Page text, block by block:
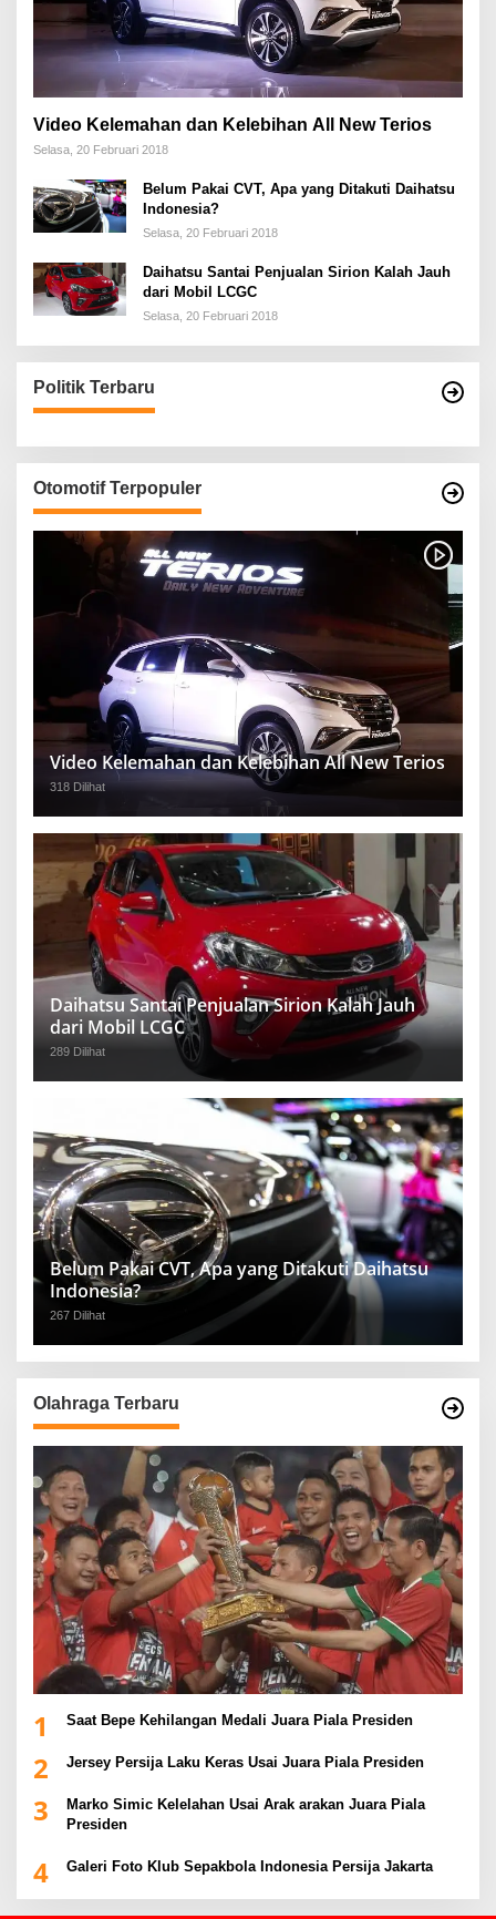
Video Kelemahan dan Kelebihan All New Terios
Selasa, 20 Februari 2018
Belum Pakai CVT, Apa yang Ditakuti Daihatsu
Indonesia?
Selasa, 20 Februari 2018
Daihatsu Santai Penjualan Sirion Kalah Jauh
dari Mobil LCGC
Selasa, 20 Februari 2018
Politik Terbaru
Otomotif Terpopuler
Video Kelemahan dan Kelebihan All New Terios
318 Dilihat
Daihatsu Santai Penjualan Sirion Kalah Jauh
dari Mobil LCGC
289 Dilihat
Belum Pakai CVT, Apa yang Ditakuti Daihatsu
Indonesia?
267 Dilihat
Olahraga Terbaru
1 Saat Bepe Kehilangan Medali Juara Piala Presiden
2 Jersey Persija Laku Keras Usai Juara Piala Presiden
3
Marko Simic Kelelahan Usai Arak arakan Juara Piala
Presiden
4 Galeri Foto Klub Sepakbola Indonesia Persija Jakarta